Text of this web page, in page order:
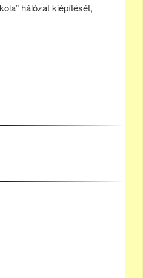
hálózat kiépítését,